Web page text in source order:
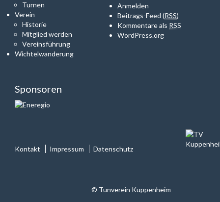
Turnen
Verein
Historie
Mitglied werden
Vereinsführung
Wichtelwanderung
Anmelden
Beitrags-Feed (RSS)
Kommentare als RSS
WordPress.org
Sponsoren
Kontakt Impressum Datenschutz
© Tunverein Kuppenheim